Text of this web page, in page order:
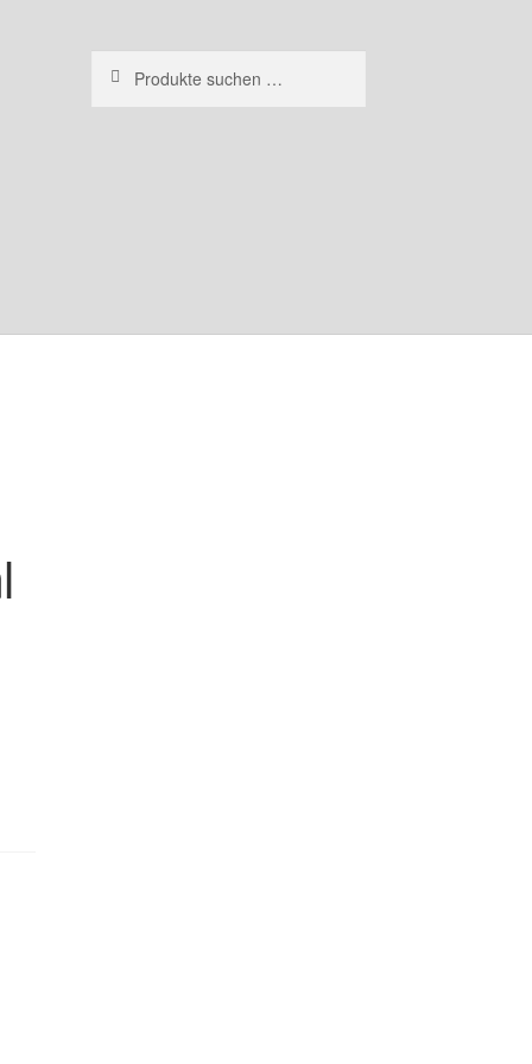
nach: